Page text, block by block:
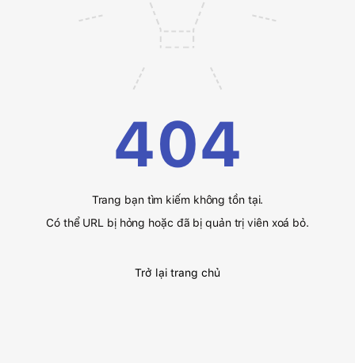
404
Trang bạn tìm kiếm không tồn tại.
Có thể URL bị hỏng hoặc đã bị quản trị viên xoá bỏ.
Trở lại trang chủ